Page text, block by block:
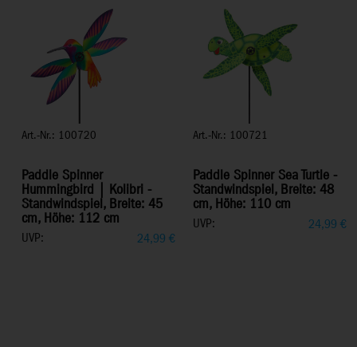
Art.-Nr.: 100720
Paddle Spinner
Hummingbird | Kolibri -
Standwindspiel, Breite: 45
cm, Höhe: 112 cm
UVP: 24,99 €
Art.-Nr.: 100721
Paddle Spinner Sea Turtle -
Standwindspiel, Breite: 48
cm, Höhe: 110 cm
UVP: 24,99 €